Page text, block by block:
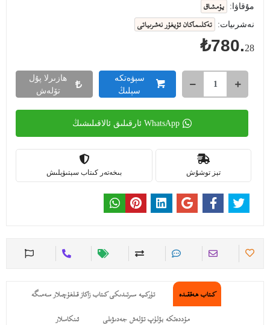
مۇقاۋا: يۇمشاق
نەشرىيات: تەكلىماكان ئۇيغۇر نەشرىياتى
₺780.28
سېۋەتكە
سېلىڭ
ھازىرلا پۇل
تۆلەش
WhatsApp ئارقىلىق ئالاقىلىشىڭ
تېز توشۇش بىخەتەر كىتاب سېتىۋېلىش
كىتاب ھەققىدە تۈركىيە سىرتىدىكى كىتاب زاكاز قىلغۇچىلار سەمىگە
مۇددەتكە بۆلۈپ تۆلەش جەدىۋىلى ئىنكاسلار